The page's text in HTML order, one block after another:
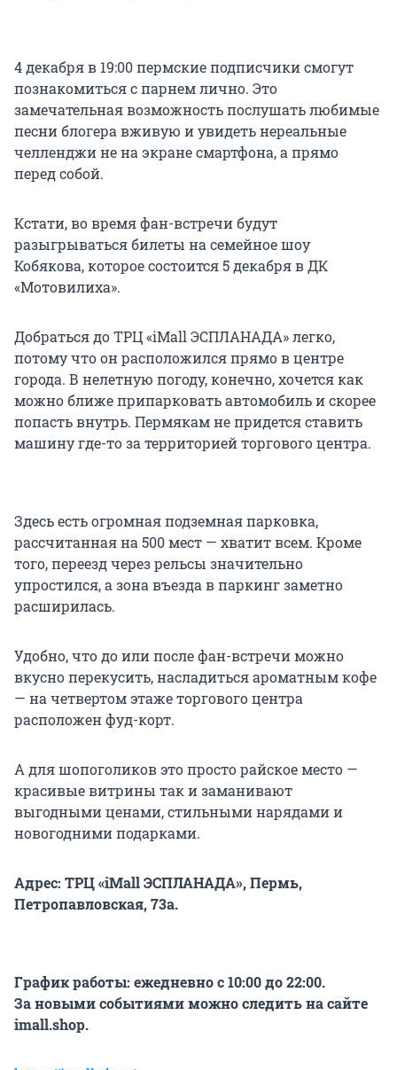
4 декабря в 19:00 пермские подписчики смогут
познакомиться с парнем лично. Это
замечательная возможность послушать любимые
песни блогера вживую и увидеть нереальные
челленджи не на экране смартфона, а прямо
перед собой.
Кстати, во время фан-встречи будут
разыгрываться билеты на семейное шоу
Кобякова, которое состоится 5 декабря в ДК
«Мотовилиха».
Добраться до ТРЦ «iMall ЭСПЛАНАДА» легко,
потому что он расположился прямо в центре
города. В нелетную погоду, конечно, хочется как
можно ближе припарковать автомобиль и скорее
попасть внутрь. Пермякам не придется ставить
машину где-то за территорией торгового центра.
Здесь есть огромная подземная парковка,
рассчитанная на 500 мест — хватит всем. Кроме
того, переезд через рельсы значительно
упростился, а зона въезда в паркинг заметно
расширилась.
Удобно, что до или после фан-встречи можно
вкусно перекусить, насладиться ароматным кофе
— на четвертом этаже торгового центра
расположен фуд-корт.
А для шопоголиков это просто райское место —
красивые витрины так и заманивают
выгодными ценами, стильными нарядами и
новогодними подарками.
Адрес: ТРЦ «iMall ЭСПЛАНАДА», Пермь,
Петропавловская, 73а.
График работы: ежедневно с 10:00 до 22:00.
За новыми событиями можно следить на сайте
imall.shop.